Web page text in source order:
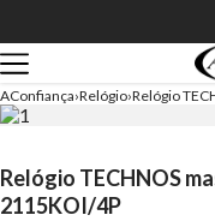
AConfiança Relógio Relógio
Relógio TECHNOS
2115KOI/4P